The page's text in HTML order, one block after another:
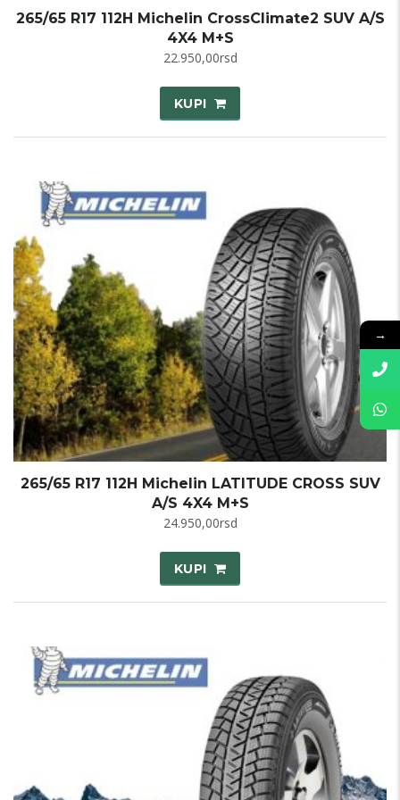
265/65 R17 112H Michelin CrossClimate2 SUV A/S
4X4 M+S
22.950,00rsd
KUPI
265/65 R17 112H Michelin LATITUDE CROSS SUV
A/S 4X4 M+S
24.950,00rsd
KUPI
→